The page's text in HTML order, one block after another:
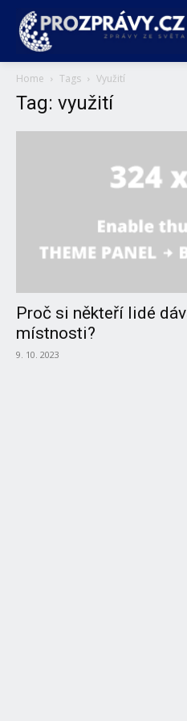
Home Tags Využití
Tag: využití
Proč si někteří lidé
místnosti?
9. 10. 2023